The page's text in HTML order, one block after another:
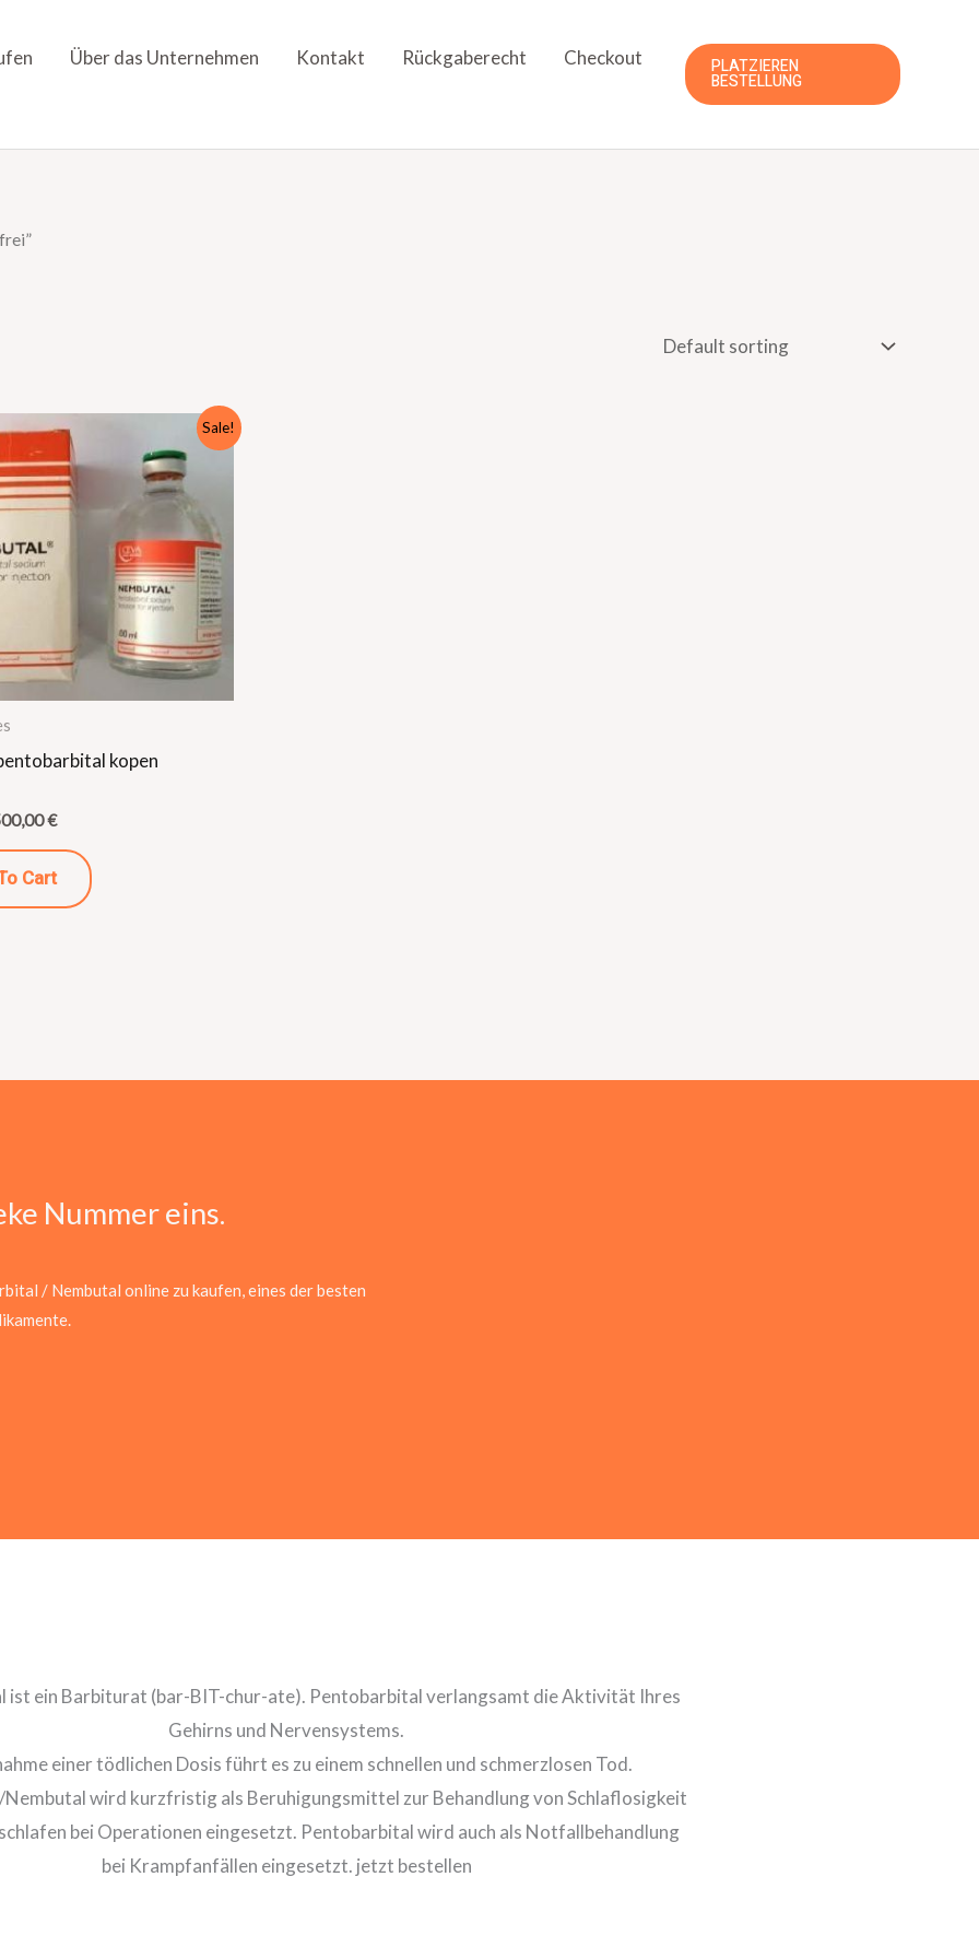
Über das Unternehmen Kontakt Rückgaberecht
Checkout
PLATZIEREN
BESTELLUNG
Sale!
kopen
€.
€
price
is:
500,00 €.
Cart
Nummer eins.
/ Nembutal online zu kaufen, eines der besten
ist ein Barbiturat (bar-BIT-chur-ate). Pentobarbital verlangsamt die Aktivität Ihres
Gehirns und Nervensystems.
einer tödlichen Dosis führt es zu einem schnellen und schmerzlosen Tod.
wird kurzfristig als Beruhigungsmittel zur Behandlung von Schlaflosigkeit
bei Operationen eingesetzt. Pentobarbital wird auch als Notfallbehandlung
bei Krampfanfällen eingesetzt. jetzt bestellen